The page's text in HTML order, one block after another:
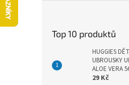
Top 10 produktů
HUGGIES
UBROUSKY
ALOE VERA
29 Kč